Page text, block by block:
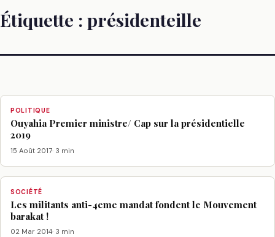
Étiquette : présidenteille
POLITIQUE
Ouyahia Premier ministre/ Cap sur la présidentielle
2019
15 Août 2017· 3 min
SOCIÉTÉ
Les militants anti-4eme mandat fondent le Mouvement
barakat !
02 Mar 2014· 3 min